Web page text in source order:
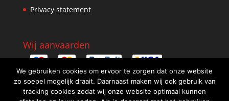
Privacy statement
Wij aanvaarden
We gebruiken cookies om ervoor te zorgen dat onze website
zo soepel mogelijk draait. Daarnaast maken wij ook gebruik van
tracking cookies zodat wij onze website optimaal kunnen